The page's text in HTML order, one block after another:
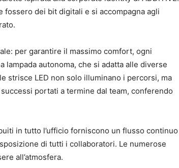
fossero dei bit digitali e si accompagna agli
per garantire il massimo comfort, ogni
lampada autonoma, che si adatta alle diverse
strisce LED non solo illuminano i percorsi, ma
portati a termine dal team, conferendo
in tutto l’ufficio forniscono un flusso continuo
di tutti i collaboratori. Le numerose
all’atmosfera.